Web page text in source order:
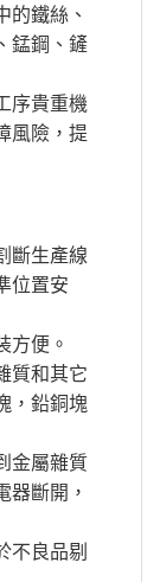
的鐵絲、
錳鋼、鏟
序貴重機
風險，提
斷生產線
位置安
方便。
質和其它
，鉛銅塊
金屬雜質
器斷開，
不良品剔